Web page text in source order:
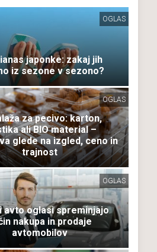
OGLAS
japonke: zakaj jih
iz sezone v sezono?
OGLAS
za pecivo: karton,
ali BIO material –
glede na izgled, ceno in
trajnost
OGLAS
avto oglasi spreminjajo
nakupa in prodaje
avtomobilov